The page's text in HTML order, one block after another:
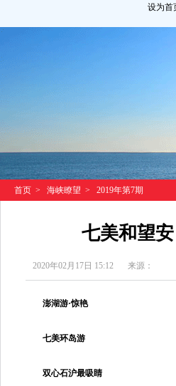
设为首
首页 > 海峡瞭望 > 2019年第7期
七美和望
2020年02月17日 15:12 来源：
澎湖游·惊艳
七美环岛游
双心石沪最吸睛